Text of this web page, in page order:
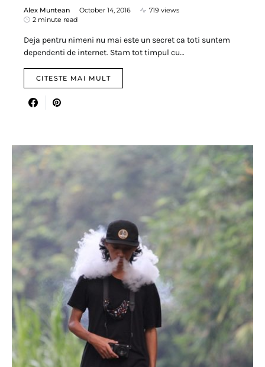
Alex Muntean October 14, 2016
719 views
2 minute read
Deja pentru nimeni nu mai este un secret ca toti suntem
dependenti de internet. Stam tot timpul cu…
CITESTE MAI MULT